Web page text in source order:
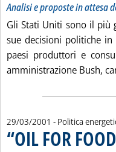
Analisi e proposte in attesa
Gli Stati Uniti sono il più
sue decisioni politiche
paesi produttori e
amministrazione Bush,
29/03/2001 - Politica
“OIL FOR